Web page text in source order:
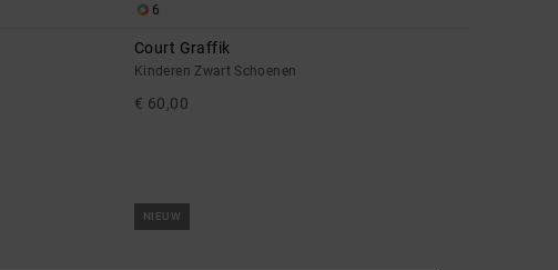
6
Court Graffik
Kinderen Zwart Schoenen
€ 60,00
NIEUW